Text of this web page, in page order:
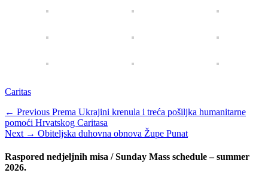
Categories
Caritas
Navigacija
objava
← Previous Previous
post:
Prema Ukrajini krenula i treća pošiljka humanitarne
pomoći Hrvatskog Caritasa
Next → Next
Obiteljska duhovna obnova Župe Punat
Raspored nedjeljnih misa / Sunday Mass schedule – summer
2026.